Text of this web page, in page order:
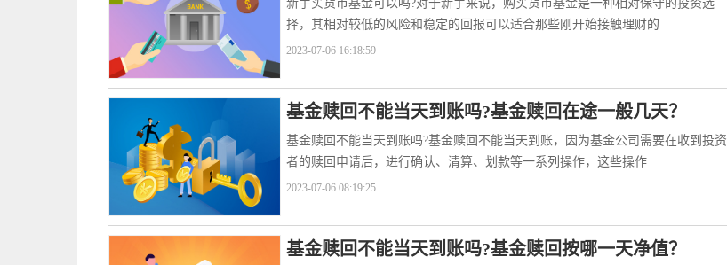
新手买货币基金可以吗?对于新手来说，购买货币基金是一种相对保守的投资选
择，其相对较低的风险和稳定的回报可以适合那些刚开始接触理财的
2023-07-06 16:18:59
基金赎回不能当天到账吗?基金赎回在途一般几天？
基金赎回不能当天到账吗?基金赎回不能当天到账，因为基金公司需要在收到投资
者的赎回申请后，进行确认、清算、划款等一系列操作，这些操作
2023-07-06 08:19:25
基金赎回不能当天到账吗?基金赎回按哪一天净值？